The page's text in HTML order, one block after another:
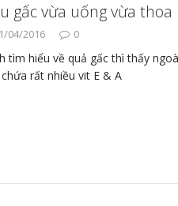
gấc vừa uống vừa thoa
04/2016 0
tìm hiểu về quả gấc thì thấy
rất nhiều vit E & A